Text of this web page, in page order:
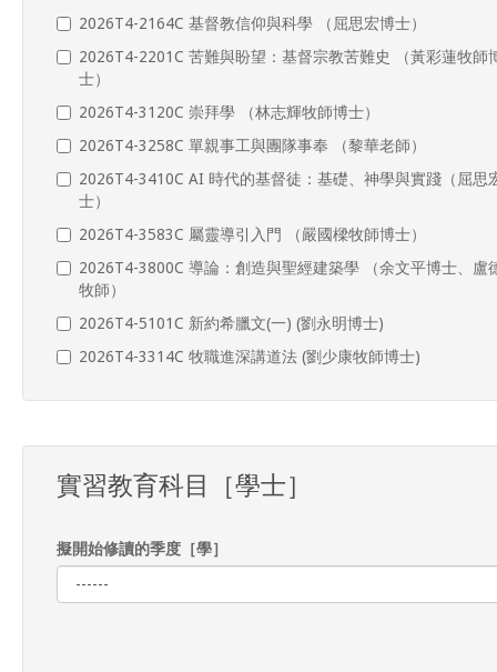
2026T4-2164C 基督教信仰與科學 （屈思宏博士）
2026T4-2201C 苦難與盼望：基督宗教苦難史 （黃彩蓮牧師
士）
2026T4-3120C 崇拜學 （林志輝牧師博士）
2026T4-3258C 單親事工與團隊事奉 （黎華老師）
2026T4-3410C AI 時代的基督徒：基礎、神學與實踐（屈思
士）
2026T4-3583C 屬靈導引入門 （嚴國樑牧師博士）
2026T4-3800C 導論：創造與聖經建築學 （余文平博士、盧
牧師）
2026T4-5101C 新約希臘文(一) (劉永明博士)
2026T4-3314C 牧職進深講道法 (劉少康牧師博士)
實習教育科目［學士］
擬開始修讀的季度［學］